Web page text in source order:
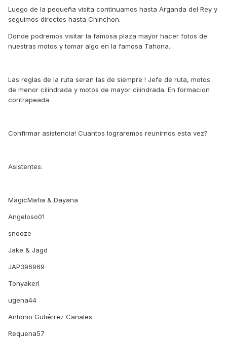
Luego de la pequeña visita continuamos hasta Arganda del Rey y
seguimos directos hasta Chinchon.
Donde podremos visitar la famosa plaza mayor hacer fotos de
nuestras motos y tomar algo en la famosa Tahona.
Las reglas de la ruta seran las de siempre ! Jefe de ruta, motos
de menor cilindrada y motos de mayor cilindrada. En formacion
contrapeada.
Confirmar asistencia! Cuantos lograremos reunirnos esta vez?
Asistentes:
MagicMafia & Dayana
Angeloso01
snooze
Jake & Jagd
JAP396969
Tonyakerl
ugena44
Antonio Gutiérrez Canales
Requena57